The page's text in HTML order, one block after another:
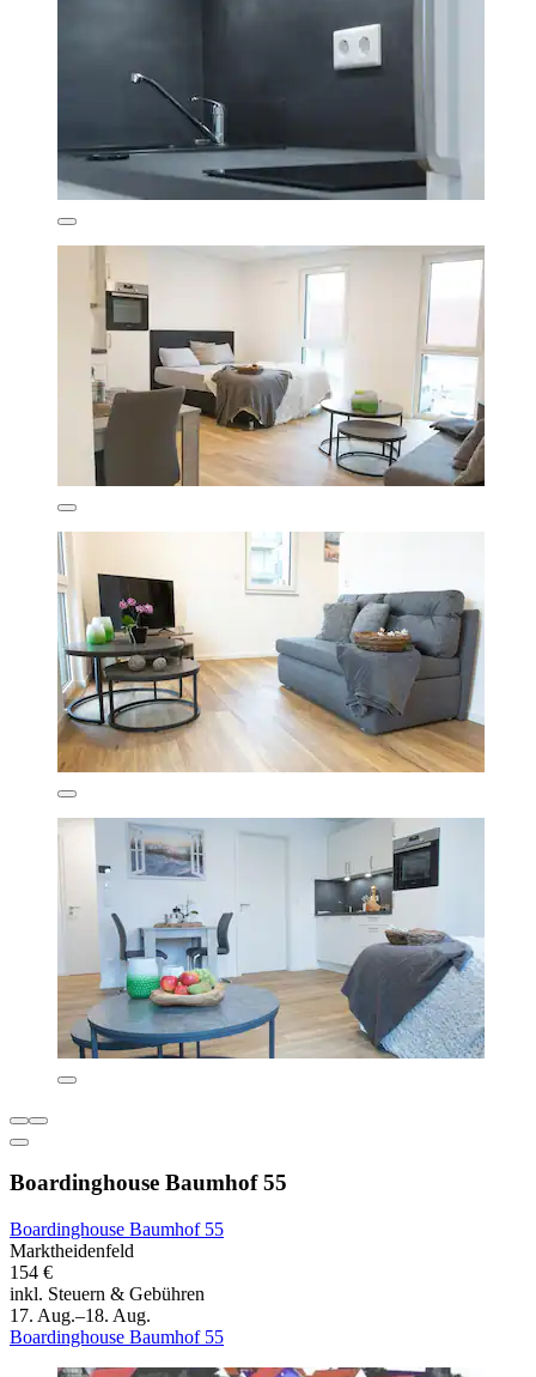
Boardinghouse Baumhof 55
Boardinghouse Baumhof 55
Marktheidenfeld
154 €
inkl. Steuern & Gebühren
17. Aug.–18. Aug.
Boardinghouse Baumhof 55